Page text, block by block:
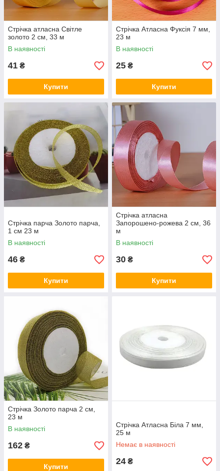
Стрічка атласна Світле
золото 2 см, 33 м
В наявності
41 ₴
Купити
Стрічка Атласна Фуксія 7 мм,
23 м
В наявності
25 ₴
Купити
Стрічка парча Золото парча,
1 см 23 м
В наявності
46 ₴
Купити
Стрічка атласна
Запорошено-рожева 2 см, 36
м
В наявності
30 ₴
Купити
Стрічка Золото парча 2 см,
23 м
В наявності
162 ₴
Купити
Стрічка Атласна Біла 7 мм,
25 м
Немає в наявності
24 ₴